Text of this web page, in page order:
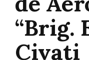
“Brig.
Civati